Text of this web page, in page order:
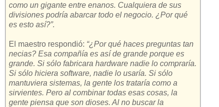
como un gigante entre enanos. Cualquiera de sus
divisiones podría abarcar todo el negocio. ¿Por qué
es esto así?”.
El maestro respondió: “¿Por qué haces preguntas tan
necias? Esa compañía es así de grande porque es
grande. Si sólo fabricara hardware nadie lo compraría.
Si sólo hiciera software, nadie lo usaría. Si sólo
mantuviera sistemas, la gente los trataría como a
sirvientes. Pero al combinar todas esas cosas, la
gente piensa que son dioses. Al no buscar la